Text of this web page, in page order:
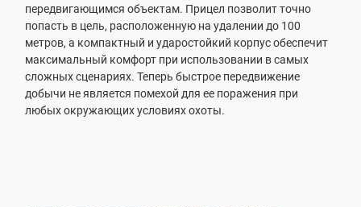
передвигающимся объектам. Прицел позволит точно
попасть в цель, расположенную на удалении до 100
метров, а компактный и ударостойкий корпус обеспечит
максимальный комфорт при использовании в самых
сложных сценариях. Теперь быстрое передвижение
добычи не является помехой для ее поражения при
любых окружающих условиях охоты.